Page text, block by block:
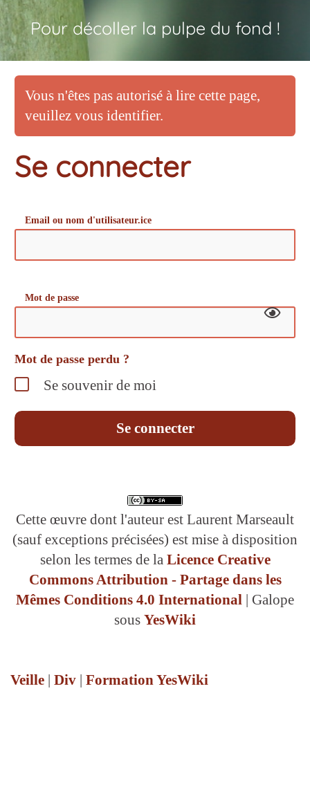
Pour décoller la pulpe du fond !
Vous n'êtes pas autorisé à lire cette page,
veuillez vous identifier.
Se connecter
Email ou nom d'utilisateur.ice
Mot de passe
Mot de passe perdu ?
Se souvenir de moi
Se connecter
Cette œuvre dont l'auteur est Laurent Marseault
(sauf exceptions précisées) est mise à disposition
selon les termes de la Licence Creative
Commons Attribution - Partage dans les
Mêmes Conditions 4.0 International | Galope
sous YesWiki
Veille | Div | Formation YesWiki